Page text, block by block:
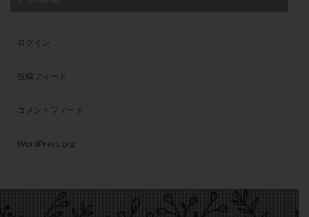
ログイン
投稿フィード
コメントフィード
WordPress.org